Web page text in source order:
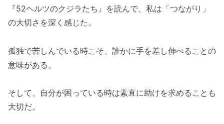
『52ヘルツのクジラたち』を読んで、私は「つながり」
の大切さを深く感じた。
孤独で苦しんでいる時こそ、誰かに手を差し伸べることの
意味がある。
そして、自分が困っている時は素直に助けを求めることも
大切だ。